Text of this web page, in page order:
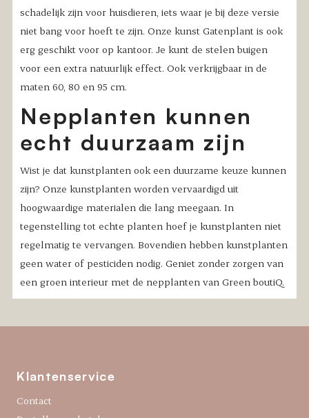
schadelijk zijn voor huisdieren, iets waar je bij deze versie
niet bang voor hoeft te zijn. Onze kunst Gatenplant is ook
erg geschikt voor op kantoor. Je kunt de stelen buigen
voor een extra natuurlijk effect. Ook verkrijgbaar in de
maten 60, 80 en 95 cm.
Nepplanten kunnen
echt duurzaam zijn
Wist je dat kunstplanten ook een duurzame keuze kunnen
zijn? Onze kunstplanten worden vervaardigd uit
hoogwaardige materialen die lang meegaan. In
tegenstelling tot echte planten hoef je kunstplanten niet
regelmatig te vervangen. Bovendien hebben kunstplanten
geen water of pesticiden nodig. Geniet zonder zorgen van
een groen interieur met de nepplanten van Green boutiQ.
Klantenservice
Contact